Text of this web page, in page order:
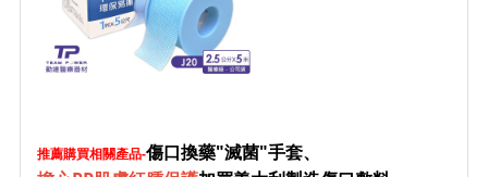
推薦購買相關產品-傷口換藥"滅菌"手套、